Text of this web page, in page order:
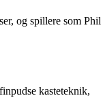
og spillere som Phil
kasteteknik,